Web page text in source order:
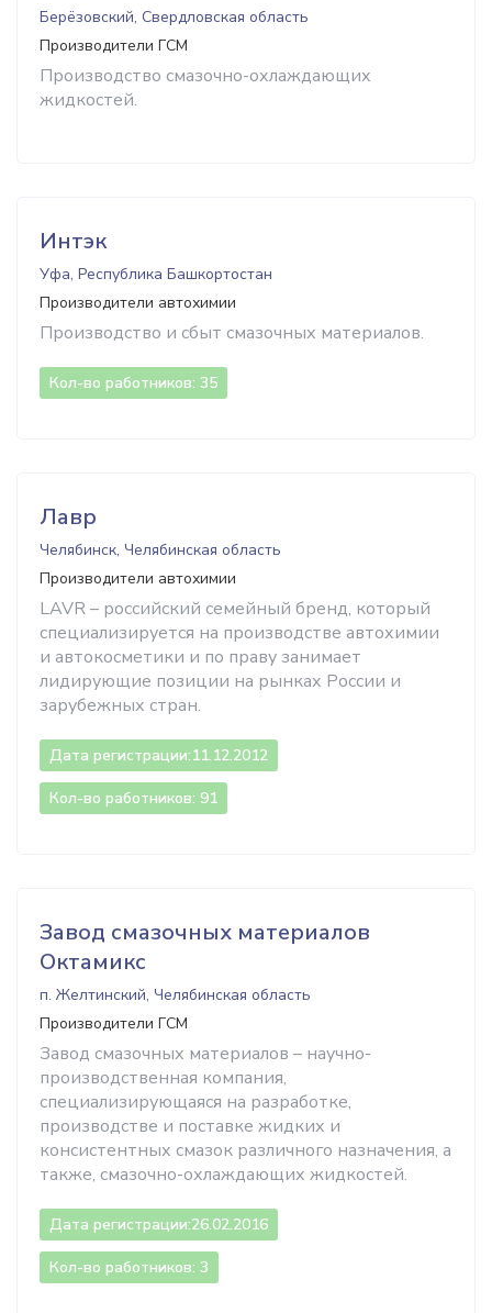
Берёзовский, Свердловская область
Производители ГСМ
Производство смазочно-охлаждающих
жидкостей.
Интэк
Уфа, Республика Башкортостан
Производители автохимии
Производство и сбыт смазочных материалов.
Кол-во работников: 35
Лавр
Челябинск, Челябинская область
Производители автохимии
LAVR – российский семейный бренд, который
специализируется на производстве автохимии
и автокосметики и по праву занимает
лидирующие позиции на рынках России и
зарубежных стран.
Дата регистрации:11.12.2012
Кол-во работников: 91
Завод смазочных материалов
Октамикс
п. Желтинский, Челябинская область
Производители ГСМ
Завод смазочных материалов – научно-
производственная компания,
специализирующаяся на разработке,
производстве и поставке жидких и
консистентных смазок различного назначения, а
также, смазочно-охлаждающих жидкостей.
Дата регистрации:26.02.2016
Кол-во работников: 3